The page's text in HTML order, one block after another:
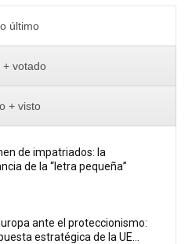
último
+ votado
+ visto
de impatriados: la
de la “letra pequeña”
ante el proteccionismo:
estratégica de la UE...